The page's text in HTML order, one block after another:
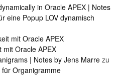
in Oracle APEX | Notes
eine Popup LOV dynamisch
mit Oracle APEX
mit Oracle APEX
| Notes by Jens Marre zu
Organigramme